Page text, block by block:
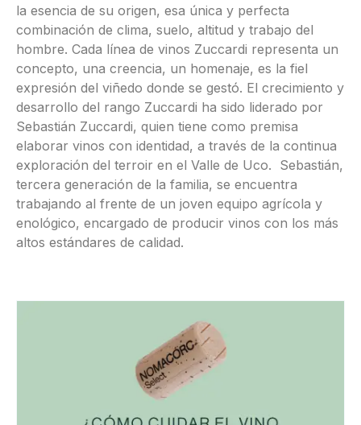
la esencia de su origen, esa única y perfecta
combinación de clima, suelo, altitud y trabajo del
hombre. Cada línea de vinos Zuccardi representa un
concepto, una creencia, un homenaje, es la fiel
expresión del viñedo donde se gestó. El crecimiento y
desarrollo del rango Zuccardi ha sido liderado por
Sebastián Zuccardi, quien tiene como premisa
elaborar vinos con identidad, a través de la continua
exploración del terroir en el Valle de Uco. Sebastián,
tercera generación de la familia, se encuentra
trabajando al frente de un joven equipo agrícola y
enológico, encargado de producir vinos con los más
altos estándares de calidad.